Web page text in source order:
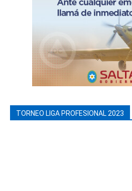
TORNEO LIGA PROFESIONAL 2023